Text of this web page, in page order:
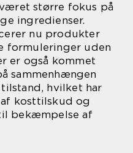
større fokus på
ingredienser.
nu produkter
formuleringer uden
er også kommet
sammenhængen
hvilket har
kosttilskud og
bekæmpelse af